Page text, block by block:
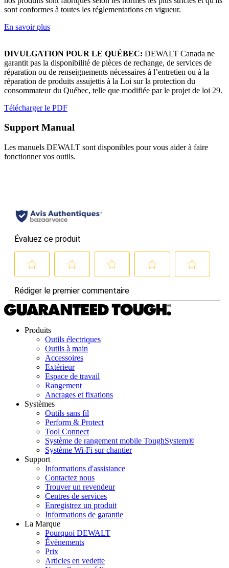
sont conformes à toutes les réglementations en vigueur.
En savoir plus
DIVULGATION POUR LE QUÉBEC: DEWALT Canada ne
garantit pas la disponibilité de pièces de rechange, de services de
réparation ou de renseignements nécessaires à l’entretien ou à la
réparation de produits assujettis à la Loi sur la protection du
consommateur du Québec, telle que modifiée par le projet de loi 29.
Télécharger le PDF
Support Manual
Les manuels DEWALT sont disponibles pour vous aider à faire
fonctionner vos outils.
Produits
Outils électriques
Outils à main
Accessoires
Extérieur
Espace de travail
Rangement
Ancrages et fixations
Systèmes
Outils sans fil
Perform & Protect
Tool Connect
Système de rangement mobile ToughSystem®
Système Wi-Fi sur chantier
Support
Informations d'assistance
Contactez nous
Trouver un revendeur
Centres de services
Enregistrez un produit
Informations de garantie
La Marque
Pourquoi DEWALT
Évènements
Prix
Articles en vedette